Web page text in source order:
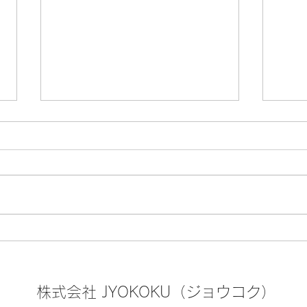
🏮『八王子まつり』8月7日
催
🍤
株式会社 JYOKOKU（ジョウコク）